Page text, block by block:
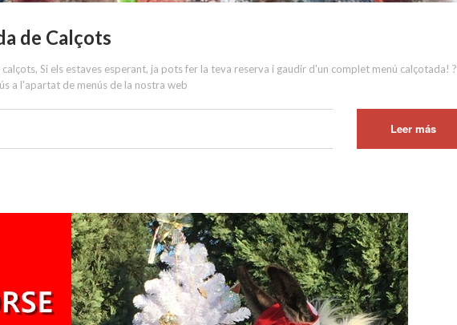
de Calçots
Si els estaves esperant, ja pots fer la teva reserva i gaudir d'un complet menú calçotada! ?
a l'apartat de menús de la nostra web
Leer más